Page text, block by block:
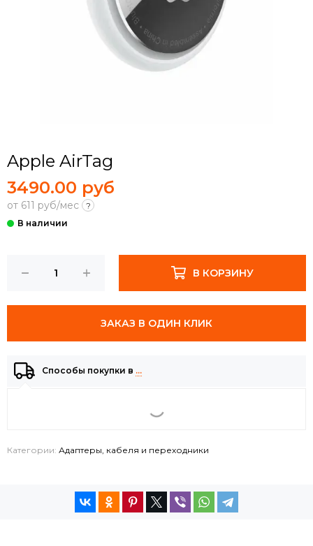
Apple AirTag
3490.00 руб
от 611 руб/мес ?
В КОРЗИНУ
ЗАКАЗ В ОДИН КЛИК
Способы покупки в …
Категории: Адаптеры, кабеля и переходники